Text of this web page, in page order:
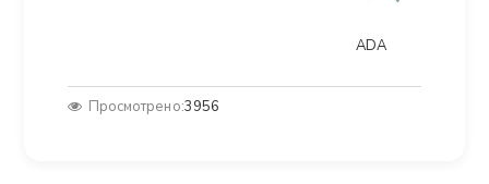
ADA
Просмотрено:3956